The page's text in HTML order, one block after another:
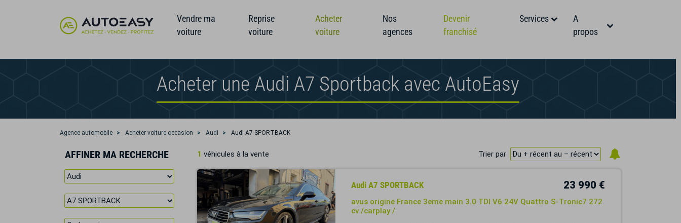
Vendre ma
voiture
Reprise
voiture
Acheter
voiture
Nos
agences
Devenir
franchisé
Services
A
propos
Acheter une Audi A7 Sportback avec AutoEasy
Agence automobile Acheter voiture occasion Audi Audi A7 SPORTBACK
AFFINER MA RECHERCHE 1 véhicules à la vente Trier par
Audi A7 SPORTBACK 23 990 €
avus origine France 3eme main 3.0 TDI V6 24V Quattro S-Tronic7 272
cv /carplay /